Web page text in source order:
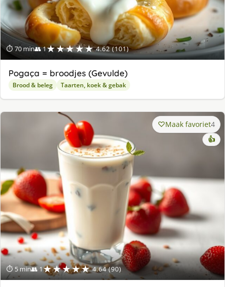
⏱ 70 min👥 1★★★★★ 4.62 (101)
Pogaça = broodjes (Gevulde)
Brood & beleg Taarten, koek & gebak
⏱ 5 min👥 1★★★★★ 4.64 (90)
Maak favoriet4
👍